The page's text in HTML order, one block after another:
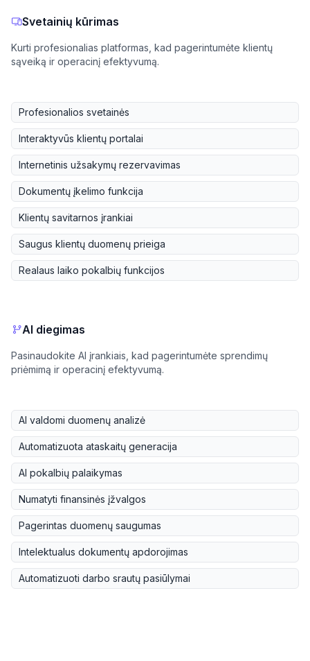
Svetainių kūrimas
Kurti profesionalias platformas, kad pagerintumėte klientų
sąveiką ir operacinį efektyvumą.
Profesionalios svetainės
Interaktyvūs klientų portalai
Internetinis užsakymų rezervavimas
Dokumentų įkelimo funkcija
Klientų savitarnos įrankiai
Saugus klientų duomenų prieiga
Realaus laiko pokalbių funkcijos
AI diegimas
Pasinaudokite AI įrankiais, kad pagerintumėte sprendimų
priėmimą ir operacinį efektyvumą.
AI valdomi duomenų analizė
Automatizuota ataskaitų generacija
AI pokalbių palaikymas
Numatyti finansinės įžvalgos
Pagerintas duomenų saugumas
Intelektualus dokumentų apdorojimas
Automatizuoti darbo srautų pasiūlymai